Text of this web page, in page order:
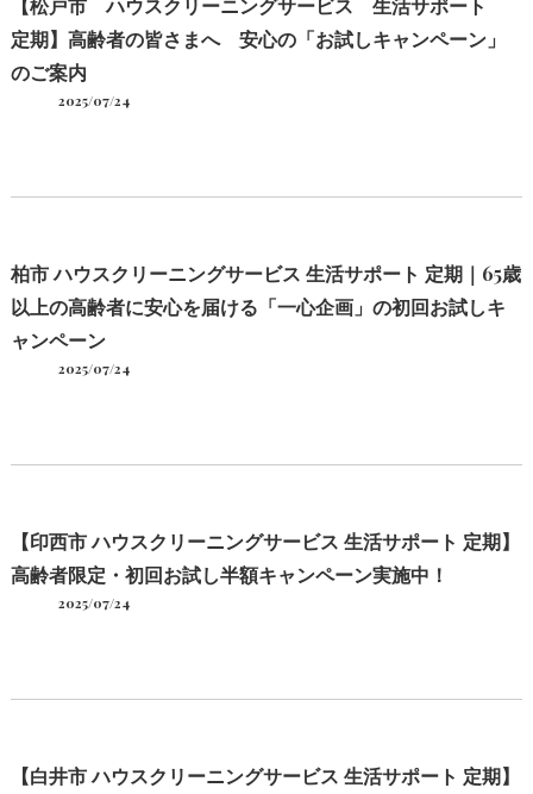
【松戸市 ハウスクリーニングサービス 生活サポート
定期】高齢者の皆さまへ 安心の「お試しキャンペーン」
のご案内
2025/07/24
柏市 ハウスクリーニングサービス 生活サポート 定期｜65歳
以上の高齢者に安心を届ける「一心企画」の初回お試しキ
ャンペーン
2025/07/24
【印西市 ハウスクリーニングサービス 生活サポート 定期】
高齢者限定・初回お試し半額キャンペーン実施中！
2025/07/24
【白井市 ハウスクリーニングサービス 生活サポート 定期】